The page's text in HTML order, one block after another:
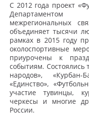
С 2012 года проект
Департаментом
межрегиональных
объединяет тысячи
рамках в 2015 году
околоспортивные
приурочены к
событиям.
народов», «Курбан-
«Единство»,
участие тувинцы,
черкесы и многие
России.